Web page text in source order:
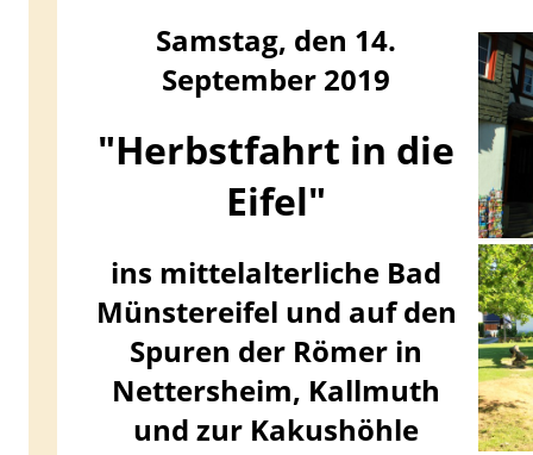
Samstag, den 14.
September 2019
"Herbstfahrt in die
Eifel"
ins mittelalterliche Bad
Münstereifel und auf den
Spuren der Römer in
Nettersheim, Kallmuth
und zur Kakushöhle